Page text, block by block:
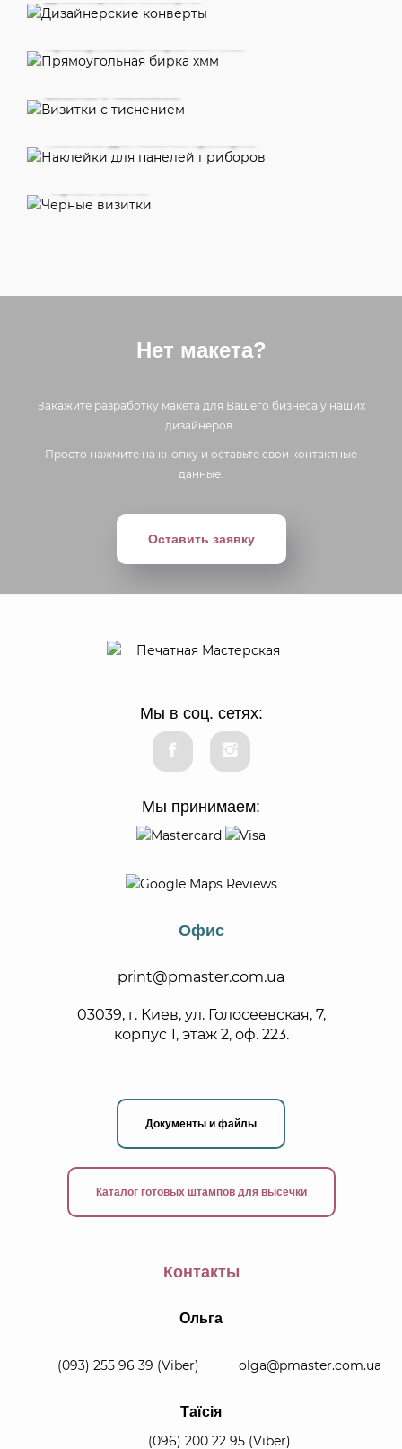
Нет макета?
Закажите разработку макета для Вашего бизнеса у наших
дизайнеров.
Просто нажмите на кнопку и оставьте свои контактные
данные.
Оставить заявку
Мы в соц. сетях:
Мы принимаем:
Офис
print@pmaster.com.ua
03039, г. Киев, ул. Голосеевская, 7,
корпус 1, этаж 2, оф. 223.
Документы и файлы
Каталог готовых штампов для высечки
Контакты
Ольга
(093) 255 96 39 (Viber) olga@pmaster.com.ua
Таїсія
(096) 200 22 95(Viber)